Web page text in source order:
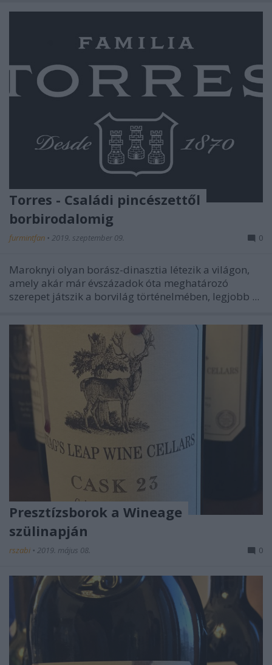
Torres - Családi pincészettől
borbirodalomig
furmintfan • 2019. szeptember 09. 0
Maroknyi olyan borász-dinasztia létezik a világon,
amely akár már évszázadok óta meghatározó
szerepet játszik a borvilág történelmében, legjobb ...
Presztízsborok a Wineage
szülinapján
rszabi • 2019. május 08. 0